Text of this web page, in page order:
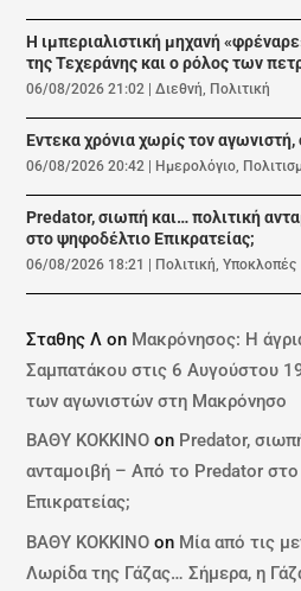
Η ιμπεριαλιστική μηχανή
της Τεχεράνης και ο ρόλος των
06/08/2026 21:02 |Διεθνή Πολιτική
Εντεκα χρόνια χωρίς τον
06/08/2026 20:42 | Ημερολόγιο
Predator, σιωπή και… πολιτική
στο ψηφοδέλτιο Επικρατείας;
06/08/2026 18:21 | Πολιτική ,Υποκλοπές
Σταθης Λ on Μακρόνησος: Η
Σαμπατάκου στις 6 Αυγούστου
των αγωνιστών στη Μακρόνησο
ΒΑΘΥ ΚΟΚΚΙΝΟ on Predator,
ανταμοιβή – Από το Predator
Επικρατείας;
ΒΑΘΥ ΚΟΚΚΙΝΟ on Μία από τις
Λωρίδα της Γάζας… Σήμερα, η